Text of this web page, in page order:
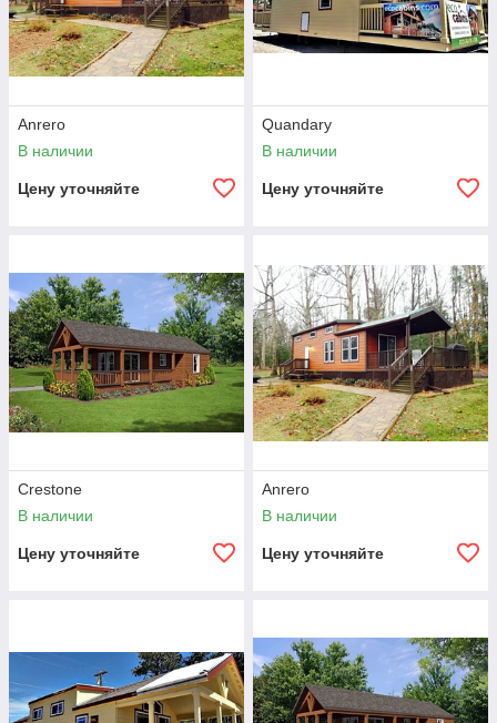
Anrero
В наличии
Цену уточняйте
Quandary
В наличии
Цену уточняйте
Crestone
В наличии
Цену уточняйте
Anrero
В наличии
Цену уточняйте